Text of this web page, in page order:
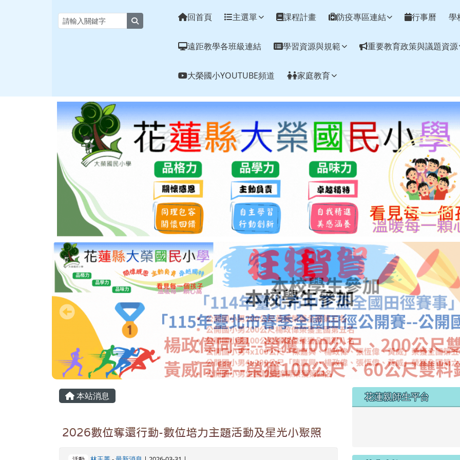
花蓮縣大榮國小全球資訊網
回首頁 主選單 課程計畫 防疫專區連結 行事曆 學
遠距教學各班級連結 學習資源與規範 重要教育政策與議題資源
大榮國小YOUTUBE頻道 家庭教育
主內容區域
本站消息
2026數位奪還行動-數位培力主題活動及星光小聚照
左邊區域內容
花蓮親師生平台
頁尾區域